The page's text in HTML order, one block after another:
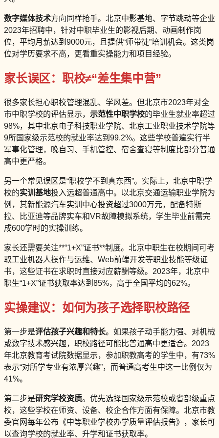
数字媒体技术方向同样抢手。北京中影基地、字节跳动等企业
2023年招聘中，针对中职毕业生的影视后期、动画制作岗
位，平均月薪达到9000元，且提供“师带徒”培训机会。这类岗
位对学历要求不高，更看重实操能力和项目经验。
家长误区：职校≠“差生集中营”
很多家长担心职校管理混乱、学风差。但北京市2023年对全
市中职学校的评估显示， 示范性中职学校的毕业生就业率超过
98%，其中北京电子科技职业学院、北京工业职业技术学院等
9所国家级示范校的就业率达到99.2%。这些学校普遍实行半
军事化管理，晚自习、手机管控、宿舍查寝等制度比部分普通
高中更严格。
另一个常见误区是“职校学不到真东西”。实际上，北京中职学
校的实训基地投入远超普通高中。以北京交通运输职业学院为
例，其新能源汽车实训中心投资超过3000万元，配备特斯
拉、比亚迪等品牌实车和VR故障模拟系统，学生毕业前需完
成600学时的实操训练。
家长还需要关注**“1+X”证书**制度。北京中职生在校期间可考
取工业机器人操作与运维、Web前端开发等职业技能等级证
书，这些证书在求职时直接对应薪酬等级。2023年，北京中
职生“1+X”证书获取率达到85%，高于全国平均的62%。
实操建议：如何为孩子选择职校路径
第一步是评估孩子兴趣和特长。如果孩子动手能力强、对机械
或数字技术感兴趣，职校路径可能比普通高中更适合。2023
年北京教育考试院数据显示，参加职教高考的学生中，有73%
表示“对所学专业有浓厚兴趣”，而普通高考生中这一比例仅为
41%。
第二步是研究学校资质。优先选择国家级示范校或省部级重点
校，这些学校在师资、设备、校企合作方面有保障。北京市教
委官网每年公布《中等职业学校办学质量评估报告》，家长可
以查询学校的就业率、升学和证书获取率。